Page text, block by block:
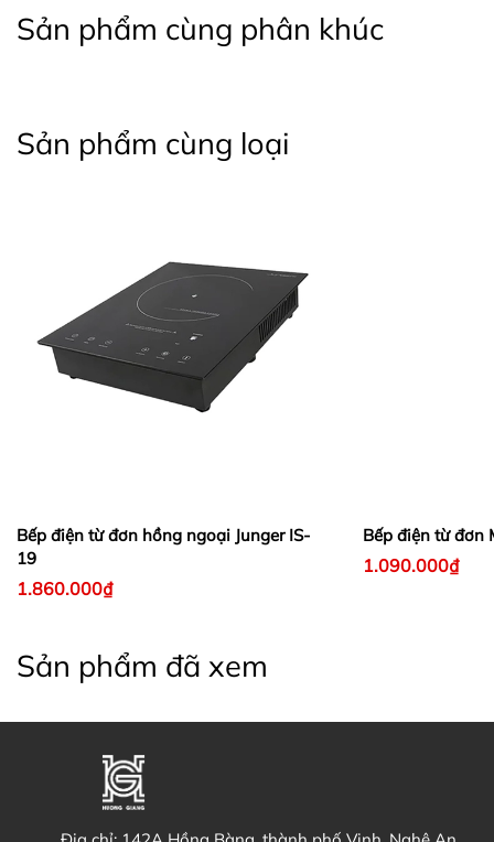
Sản phẩm cùng phân khúc
Sản phẩm cùng loại
Bếp điện từ đơn hồng ngoại Junger IS-
19
1.860.000₫
Bếp điện từ đơn
1.090.000₫
Sản phẩm đã xem